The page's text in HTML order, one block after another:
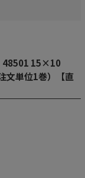
48501 15×10
文単位1巻）【直